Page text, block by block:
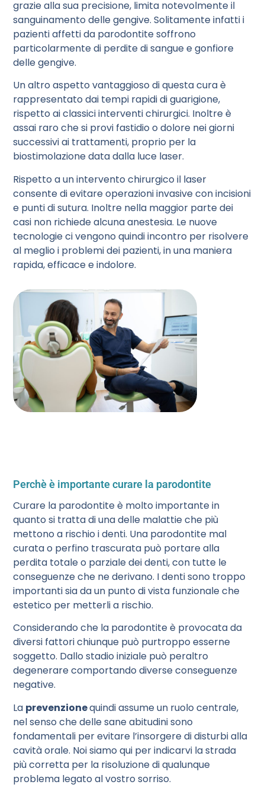
grazie alla sua precisione, limita notevolmente il
sanguinamento delle gengive. Solitamente infatti i
pazienti affetti da parodontite soffrono
particolarmente di perdite di sangue e gonfiore
delle gengive.
Un altro aspetto vantaggioso di questa cura è
rappresentato dai tempi rapidi di guarigione,
rispetto ai classici interventi chirurgici. Inoltre è
assai raro che si provi fastidio o dolore nei giorni
successivi ai trattamenti, proprio per la
biostimolazione data dalla luce laser.
Rispetto a un intervento chirurgico il laser
consente di evitare operazioni invasive con incisioni
e punti di sutura. Inoltre nella maggior parte dei
casi non richiede alcuna anestesia. Le nuove
tecnologie ci vengono quindi incontro per risolvere
al meglio i problemi dei pazienti, in una maniera
rapida, efficace e indolore.
Perchè è importante curare la parodontite
Curare la parodontite è molto importante in
quanto si tratta di una delle malattie che più
mettono a rischio i denti. Una parodontite mal
curata o perfino trascurata può portare alla
perdita totale o parziale dei denti, con tutte le
conseguenze che ne derivano. I denti sono troppo
importanti sia da un punto di vista funzionale che
estetico per metterli a rischio.
Considerando che la parodontite è provocata da
diversi fattori chiunque può purtroppo esserne
soggetto. Dallo stadio iniziale può peraltro
degenerare comportando diverse conseguenze
negative.
La prevenzionequindi assume un ruolo centrale,
nel senso che delle sane abitudini sono
fondamentali per evitare l’insorgere di disturbi alla
cavità orale. Noi siamo qui per indicarvi la strada
più corretta per la risoluzione di qualunque
problema legato al vostro sorriso.